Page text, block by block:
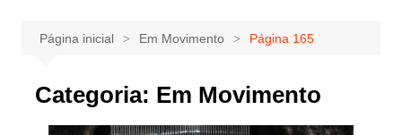
Página inicial Em Movimento Página 165
Categoria: Em Movimento